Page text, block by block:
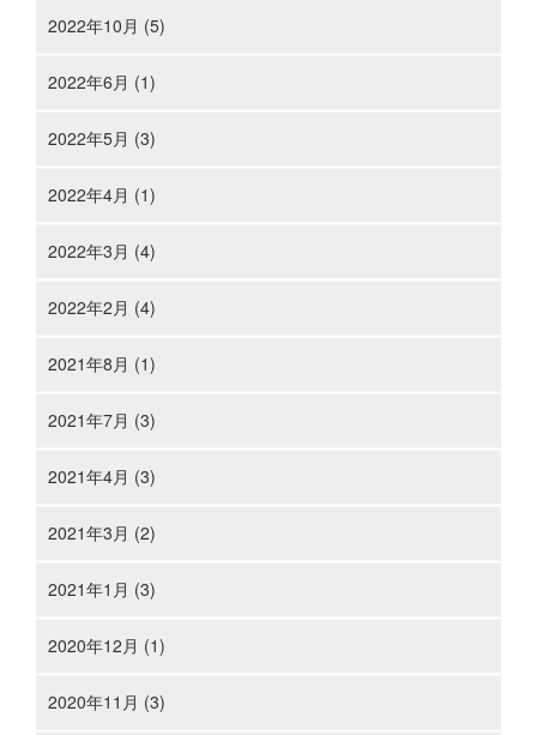
2022年10月 (5)
2022年6月 (1)
2022年5月 (3)
2022年4月 (1)
2022年3月 (4)
2022年2月 (4)
2021年8月 (1)
2021年7月 (3)
2021年4月 (3)
2021年3月 (2)
2021年1月 (3)
2020年12月 (1)
2020年11月 (3)